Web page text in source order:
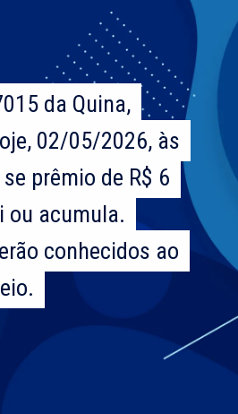
da Quina,
02/05/2026, às
prêmio de R$ 6
ou acumula.
conhecidos ao
da Quina,
02/05/2026, às
prêmio de R$ 6
ou acumula.
conhecidos ao